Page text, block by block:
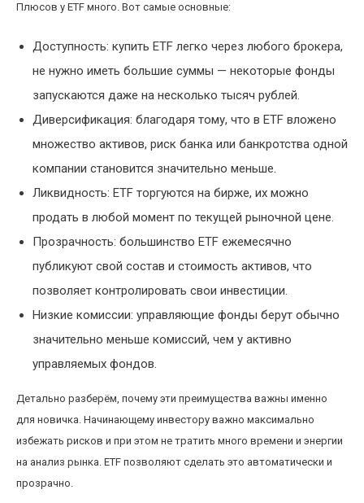
Плюсов у ETF много. Вот самые основные:
Доступность: купить ETF легко через любого брокера,
не нужно иметь большие суммы — некоторые фонды
запускаются даже на несколько тысяч рублей.
Диверсификация: благодаря тому, что в ETF вложено
множество активов, риск банка или банкротства одной
компании становится значительно меньше.
Ликвидность: ETF торгуются на бирже, их можно
продать в любой момент по текущей рыночной цене.
Прозрачность: большинство ETF ежемесячно
публикуют свой состав и стоимость активов, что
позволяет контролировать свои инвестиции.
Низкие комиссии: управляющие фонды берут обычно
значительно меньше комиссий, чем у активно
управляемых фондов.
Детально разберём, почему эти преимущества важны именно
для новичка. Начинающему инвестору важно максимально
избежать рисков и при этом не тратить много времени и энергии
на анализ рынка. ETF позволяют сделать это автоматически и
прозрачно.